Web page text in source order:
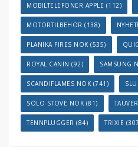
MOBILTELEFONER APPLE (112)
MOTORTILBEHOR (138)
PLANIKA FIRES NOK (535)
ROYAL CANIN (92) SAMSUNG
SCANDIFLAMES NOK (741)
SOLO STOVE NOK (81)
TENNPLUGGER (84) TRIXIE